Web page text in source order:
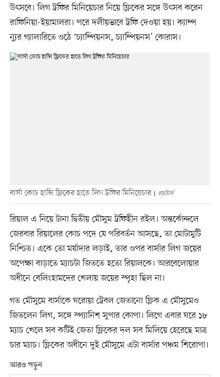
উৎসবে। লিগ ট্রফির মিনিয়েচার নিয়ে ফ্লিকের সঙ্গে উৎসব করেন
রাফিনিয়া-ইয়ামালরা। পরে দলীয়ভাবে ট্রফি দেওয়া হয়। ক্যাম্প
ন্যুর গ্যালারিতে ওঠে ‘চ্যাম্পিয়নস, চ্যাম্পিয়নস’ কোরাস।
বার্সা কোচ হান্সি ফ্লিকের হাতে লিগ ট্রফির মিনিয়েচার রয়টার্স
রিয়াল এ নিয়ে টানা দ্বিতীয় মৌসুম ট্রফিহীন রইল। অন্তর্কোন্দলে
জেরবার রিয়ালের কোচ পদে যে পরিবর্তন আসছে, তা মোটামুটি
নিশ্চিত। একে তো মর্যাদার লড়াই, তার ওপর বার্সার লিগ জয়ের
অপেক্ষা বাড়াতে ম্যাচটা জিততে হতো রিয়ালকে। আরবেলোয়ার
অধীনে বেলিংহামদের খেলায় জয়ের স্পৃহা ছিল না।
গত মৌসুমে বার্সাকে ঘরোয়া ট্রেবল জেতানো ফ্লিক এ মৌসুমেও
জিতলেন লিগ, সঙ্গে স্প্যানিশ সুপার কোপা। লিগে এবার ঘরে ১৮
ম্যাচ খেলে সব কটিই জেতা ফ্লিকের দল সব মিলিয়ে হেরেছে মাত্র
চার ম্যাচ। ফ্লিকের অধীনে দুই মৌসুমে এটা বার্সার পঞ্চম শিরোপা।
আরও পড়ুন